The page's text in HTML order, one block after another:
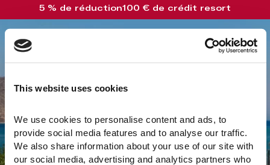
This website uses cookies
We use cookies to personalise content and ads, to
provide social media features and to analyse our traffic.
We also share information about your use of our site with
our social media, advertising and analytics partners who
5 % de réduction100 € de crédit resort